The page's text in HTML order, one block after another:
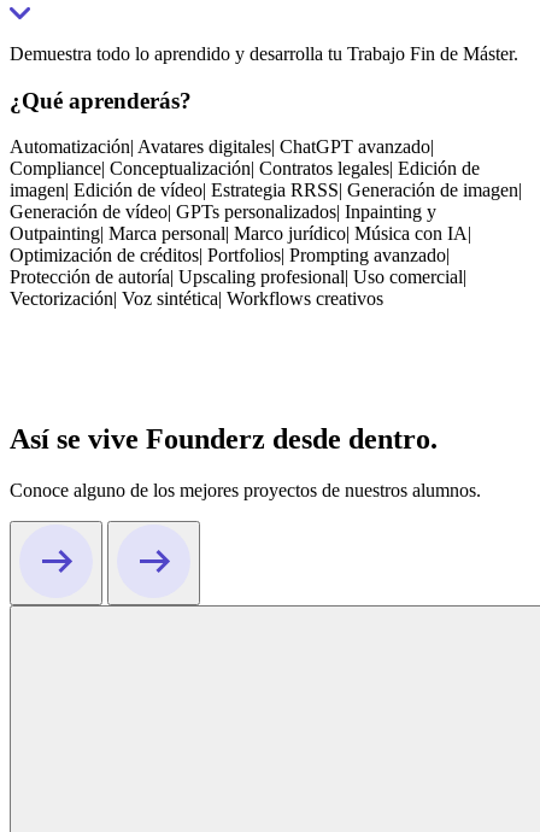
Demuestra todo lo aprendido y desarrolla tu Trabajo Fin de Máster.
¿Qué aprenderás?
Automatización| Avatares digitales| ChatGPT avanzado|
Compliance| Conceptualización| Contratos legales| Edición de
imagen| Edición de vídeo| Estrategia RRSS| Generación de imagen|
Generación de vídeo| GPTs personalizados| Inpainting y
Outpainting| Marca personal| Marco jurídico| Música con IA|
Optimización de créditos| Portfolios| Prompting avanzado|
Protección de autoría| Upscaling profesional| Uso comercial|
Vectorización| Voz sintética| Workflows creativos
Así se vive Founderz desde dentro.
Conoce alguno de los mejores proyectos de nuestros alumnos.